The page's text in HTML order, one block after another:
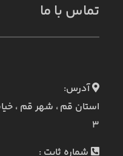
تماس با ما
آدرس:
۳
شماره ثابت :